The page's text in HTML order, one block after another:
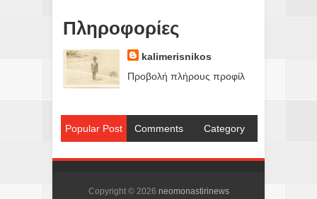
Πληροφορίες
kalimerisnikos
Προβολή πλήρους προφίλ
Popular Post Comments Category
Copyright © 2026 neomonastirinews